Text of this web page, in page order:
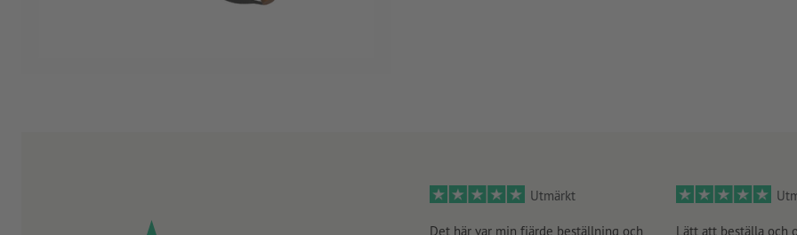
Utmärkt
Det här var min fjärde beställning och Lätt att beställa och